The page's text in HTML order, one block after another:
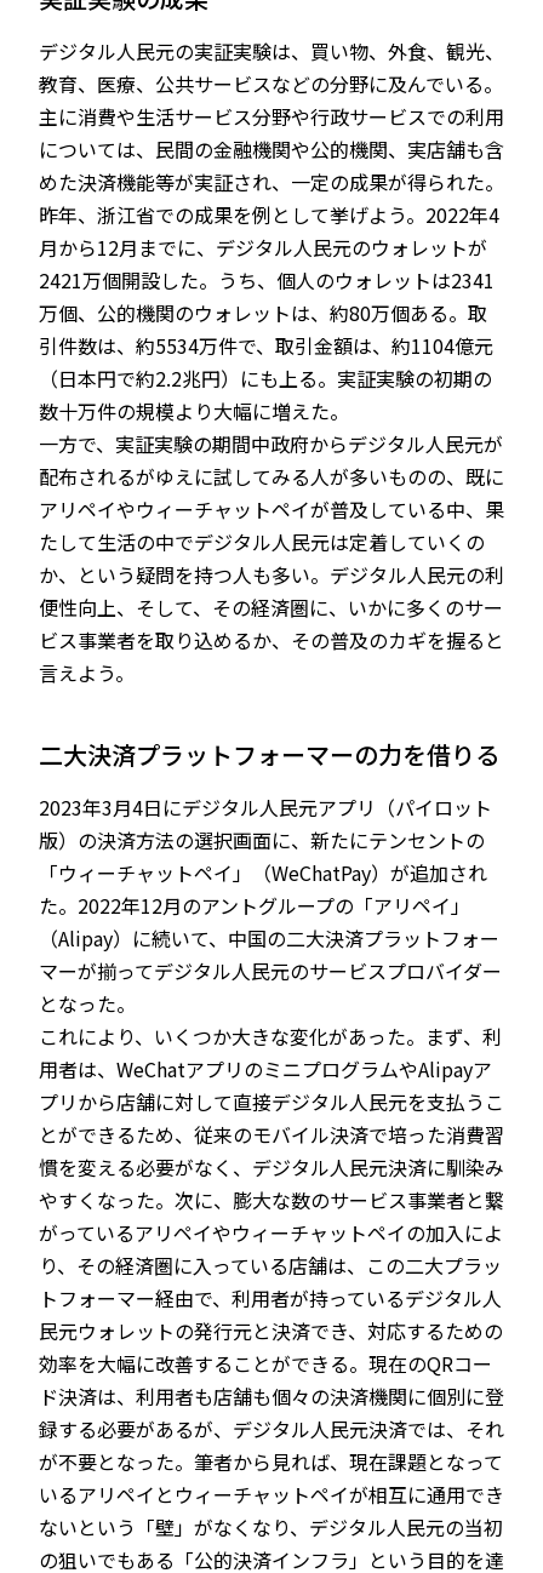
デジタル人民元の実証実験は、買い物、外食、観光、
教育、医療、公共サービスなどの分野に及んでいる。
主に消費や生活サービス分野や行政サービスでの利用
については、民間の金融機関や公的機関、実店舗も含
めた決済機能等が実証され、一定の成果が得られた。
昨年、浙江省での成果を例として挙げよう。2022年4
月から12月までに、デジタル人民元のウォレットが
2421万個開設した。うち、個人のウォレットは2341
万個、公的機関のウォレットは、約80万個ある。取
引件数は、約5534万件で、取引金額は、約1104億元
（日本円で約2.2兆円）にも上る。実証実験の初期の
数十万件の規模より大幅に増えた。
一方で、実証実験の期間中政府からデジタル人民元が
配布されるがゆえに試してみる人が多いものの、既に
アリペイやウィーチャットペイが普及している中、果
たして生活の中でデジタル人民元は定着していくの
か、という疑問を持つ人も多い。デジタル人民元の利
便性向上、そして、その経済圏に、いかに多くのサー
ビス事業者を取り込めるか、その普及のカギを握ると
言えよう。
二大決済プラットフォーマーの力を借りる
2023年3月4日にデジタル人民元アプリ（パイロット
版）の決済方法の選択画面に、新たにテンセントの
「ウィーチャットペイ」（WeChatPay）が追加され
た。2022年12月のアントグループの「アリペイ」
（Alipay）に続いて、中国の二大決済プラットフォー
マーが揃ってデジタル人民元のサービスプロバイダー
となった。
これにより、いくつか大きな変化があった。まず、利
用者は、WeChatアプリのミニプログラムやAlipayア
プリから店舗に対して直接デジタル人民元を支払うこ
とができるため、従来のモバイル決済で培った消費習
慣を変える必要がなく、デジタル人民元決済に馴染み
やすくなった。次に、膨大な数のサービス事業者と繋
がっているアリペイやウィーチャットペイの加入によ
り、その経済圏に入っている店舗は、この二大プラッ
トフォーマー経由で、利用者が持っているデジタル人
民元ウォレットの発行元と決済でき、対応するための
効率を大幅に改善することができる。現在のQRコー
ド決済は、利用者も店舗も個々の決済機関に個別に登
録する必要があるが、デジタル人民元決済では、それ
が不要となった。筆者から見れば、現在課題となって
いるアリペイとウィーチャットペイが相互に通用でき
ないという「壁」がなくなり、デジタル人民元の当初
の狙いでもある「公的決済インフラ」という目的を達